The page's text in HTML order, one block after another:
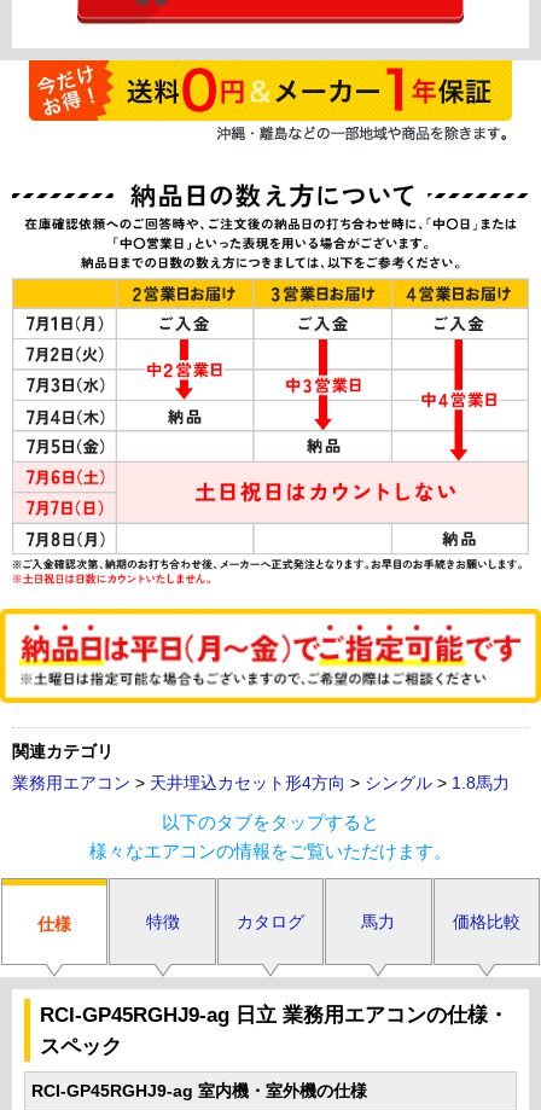
関連カテゴリ
業務用エアコン > 天井埋込カセット形4方向 > シングル > 1.8馬力
以下のタブをタップすると
様々なエアコンの情報をご覧いただけます。
仕様 特徴 カタログ 馬力 価格比較
RCI-GP45RGHJ9-ag 日立 業務用エアコンの仕様・
スペック
RCI-GP45RGHJ9-ag 室内機・室外機の仕様